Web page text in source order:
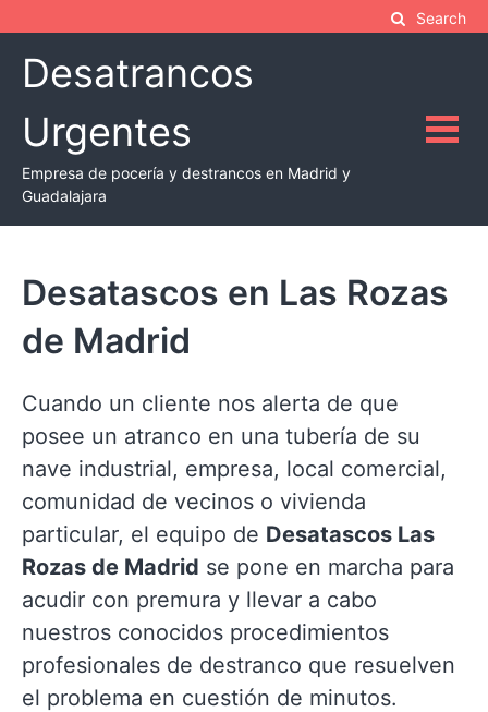
content
Search
Desatrancos
Urgentes
Empresa de pocería y destrancos en Madrid y
Guadalajara
Desatascos en Las Rozas
de Madrid
Cuando un cliente nos alerta de que
posee un atranco en una tubería de su
nave industrial, empresa, local comercial,
comunidad de vecinos o vivienda
particular, el equipo de Desatascos Las
Rozas de Madrid se pone en marcha para
acudir con premura y llevar a cabo
nuestros conocidos procedimientos
profesionales de destranco que resuelven
el problema en cuestión de minutos.